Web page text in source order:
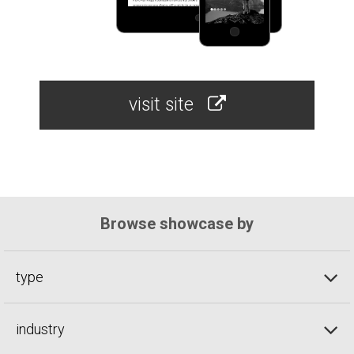
visit site
Browse showcase by
type
industry